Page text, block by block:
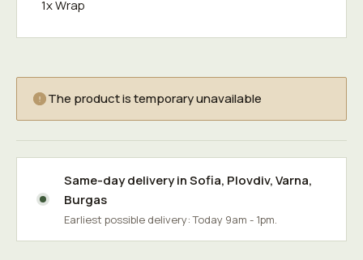
1x Wrap
The product is temporary unavailable
Same-day delivery inSofia, Plovdiv,Varna,
Burgas
Earliest possible delivery: Today 9am - 1pm.